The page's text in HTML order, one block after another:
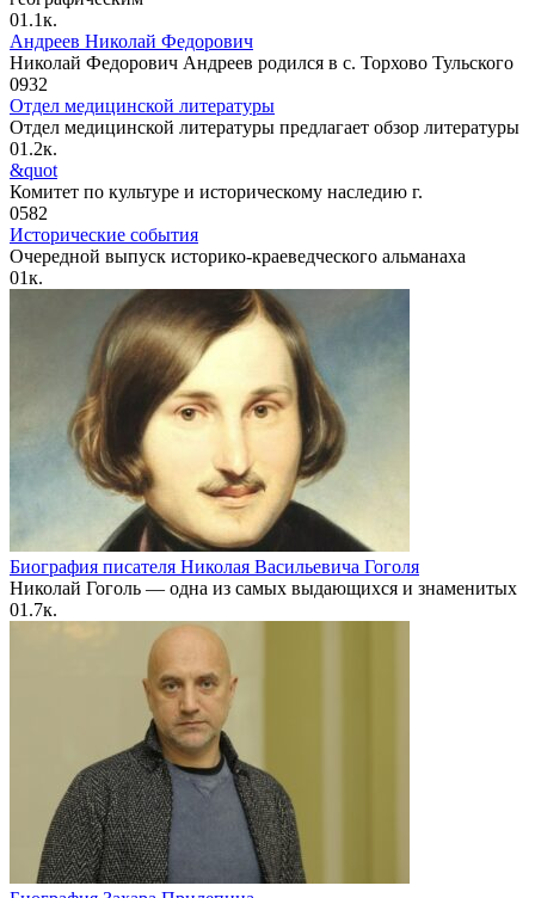
01.1к.
Андреев Николай Федорович
Николай Федорович Андреев родился в с. Торхово Тульского
0932
Отдел медицинской литературы
Отдел медицинской литературы предлагает обзор литературы
01.2к.
&quot
Комитет по культуре и историческому наследию г.
0582
Исторические события
Очередной выпуск историко-краеведческого альманаха
01к.
Биография писателя Николая Васильевича Гоголя
Николай Гоголь — одна из самых выдающихся и знаменитых
01.7к.